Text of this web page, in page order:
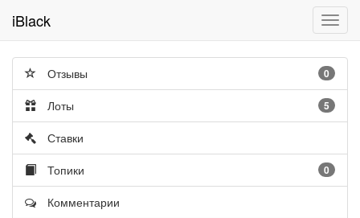
iBlack
Отзывы 0
Лоты 5
Ставки
Топики
0
Комментарии